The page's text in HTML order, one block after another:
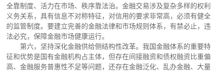
全靠制度、活力在市场、秩序靠法治。金融交易涉及复杂多样的权利
义务关系，具有信息不对称特征，对信用的要求非常高，必须有健全
的监管制度。要建立完善的金融法律和市场规则体系，有禁必止，违
法必究，保障金融市场健康运行。
第六，坚持深化金融供给侧结构性改革。我国金融体系的重要特
征和优势是国有金融机构占主体，但存在间接融资和债权融资比重偏
高、金融服务普惠性不足等问题，还存在金融泛化、乱办金融、大量